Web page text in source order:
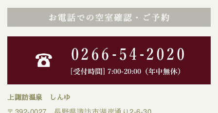
上諏訪温泉 しんゆ